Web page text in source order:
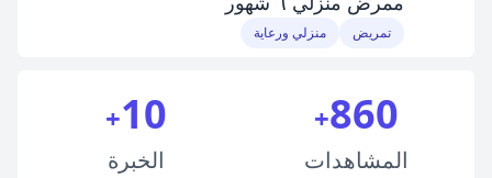
تمريض منزلي ورعاية
860
+
المشاهدات
10
+
الخبرة